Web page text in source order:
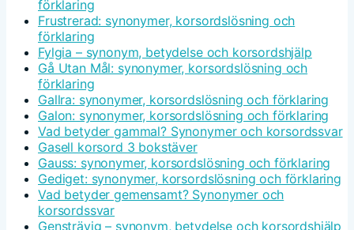
förklaring
Frustrerad: synonymer, korsordslösning och
förklaring
Fylgia – synonym, betydelse och korsordshjälp
Gå Utan Mål: synonymer, korsordslösning och
förklaring
Gallra: synonymer, korsordslösning och förklaring
Galon: synonymer, korsordslösning och förklaring
Vad betyder gammal? Synonymer och korsordssvar
Gasell korsord 3 bokstäver
Gauss: synonymer, korsordslösning och förklaring
Gediget: synonymer, korsordslösning och förklaring
Vad betyder gemensamt? Synonymer och
korsordssvar
Gensträvig – synonym, betydelse och korsordshjälp